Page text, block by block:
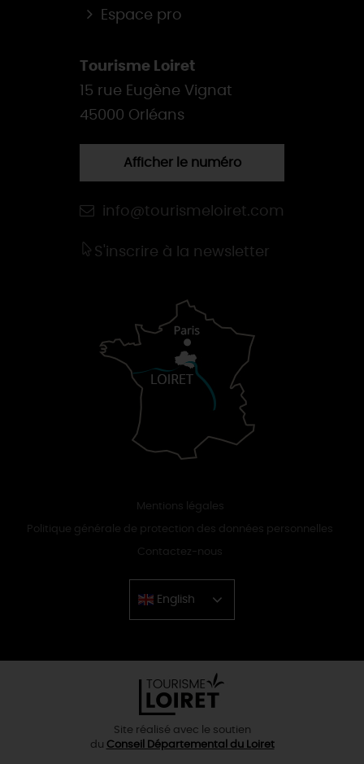
Espace pro
Tourisme Loiret
15 rue Eugène Vignat
45000 Orléans
Afficher le numéro
info@tourismeloiret.com
S'inscrire à la newsletter
Mentions légales
Politique générale de protection des données personnelles
Contactez-nous
English
Chinese
Site réalisé avec le soutien
du Conseil Départemental du Loiret